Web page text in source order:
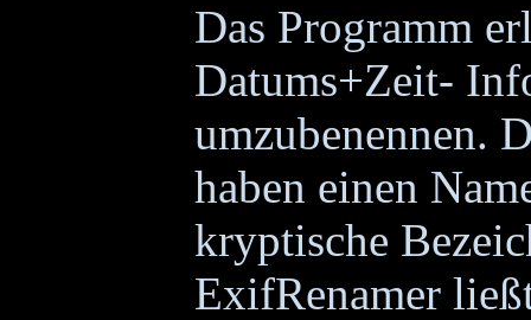
Das Programm
Datums+Zeit-
umzubenennen.
haben einen
kryptische
ExifRenamer